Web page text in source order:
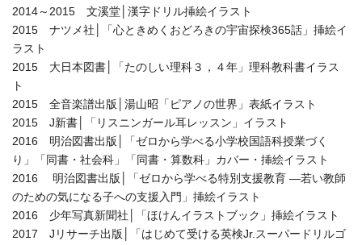
2014～2015 文溪堂│漢字ドリル挿絵イラスト
2015 ナツメ社│「心ときめくおどろきの宇宙探検365話」挿絵イ
ラスト
2015 大日本図書│「たのしい理科３，４年」理科教科書イラス
ト
2015 全音楽譜出版│湯山昭「ピアノの世界」表紙イラスト
2015 J新書│「リスニンガール耳レッスン」イラスト
2016 明治図書出版│「ゼロから学べる小学校国語科授業づく
り」「同書・社会科」「同書・算数科」カバー・挿絵イラスト
2016 明治図書出版│「ゼロから学べる特別支援教育 ―若い教師
のための気になる子への支援入門」挿絵イラスト
2016 少年写真新聞社│「ほけんイラストブック」挿絵イラスト
2017 Jリサーチ出版│「はじめて受ける英検Jr.スーパードリルゴ